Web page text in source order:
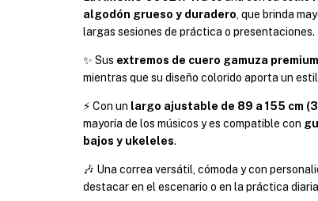
algodón grueso y duradero, que brinda
largas sesiones de práctica o presentaciones.
✨ Sus extremos de cuero gamuza premium
mientras que su diseño colorido aporta un
⚡ Con un largo ajustable de 89 a 155 cm
mayoría de los músicos y es compatible con
bajos y ukeleles.
🎶 Una correa versátil, cómoda y con
destacar en el escenario o en la práctica